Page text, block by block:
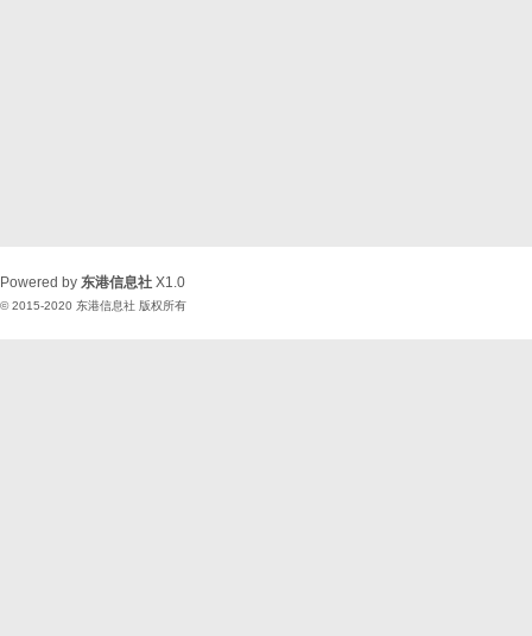
Powered by 东港信息社 X1.0
© 2015-2020 东港信息社 版权所有